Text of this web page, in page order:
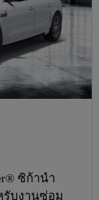
ซิก้านำ
บงานซ่อม